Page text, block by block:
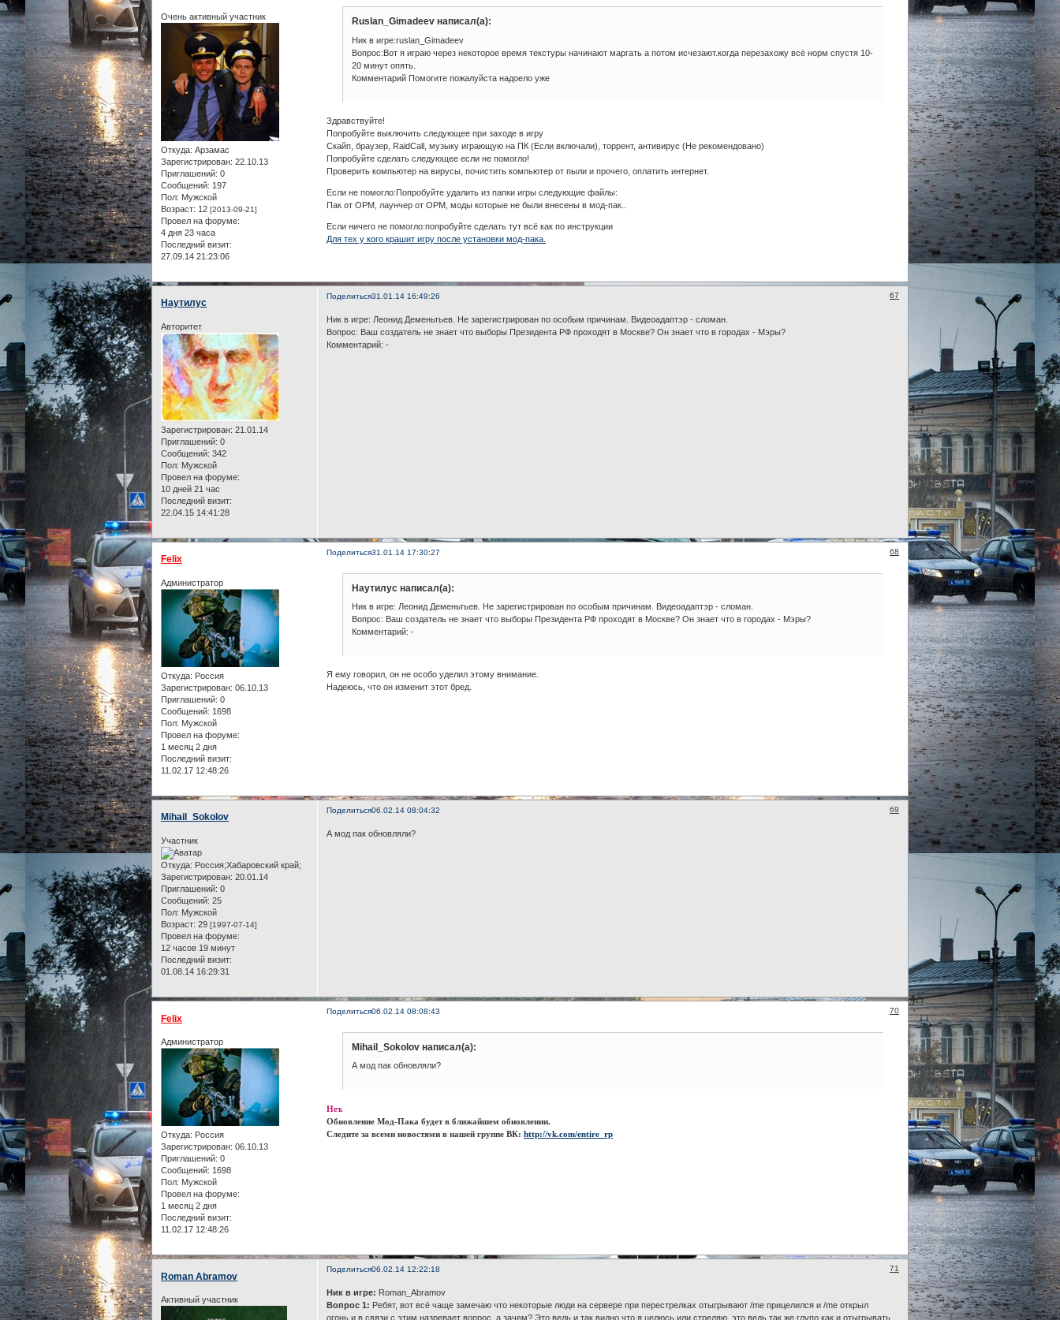
Очень активный участник
Откуда: Арзамас
Зарегистрирован: 22.10.13
Приглашений: 0
Сообщений: 197
Пол: Мужской
Возраст: 12 [2013-09-21]
Провел на форуме:
4 дня 23 часа
Последний визит:
27.09.14 21:23:06
Ruslan_Gimadeev написал(а):
Ник в игре:ruslan_Gimadeev
Вопрос:Вот я играю через некоторое время текстуры начинают маргать а потом исчезают.когда перезахожу всё норм спустя 10-
20 минут опять.
Комментарий Помогите пожалуйста надоело уже
Здравствуйте!
Попробуйте выключить следующее при заходе в игру
Скайп, браузер, RaidCall, музыку играющую на ПК (Если включали), торрент, антивирус (Не рекомендовано)
Попробуйте сделать следующее если не помогло!
Проверить компьютер на вирусы, почистить компьютер от пыли и прочего, оплатить интернет.
Если не помогло:Попробуйте удалить из папки игры следующие файлы:
Пак от ОРМ, лаунчер от ОРМ, моды которые не были внесены в мод-пак..
Если ничего не помогло:попробуйте сделать тут всё как по инструкции
Для тех у кого крашит игру после установки мод-пака.
Поделиться 67
31.01.14 16:49:26
Наутилус
Авторитет
Зарегистрирован: 21.01.14
Приглашений: 0
Сообщений: 342
Пол: Мужской
Провел на форуме:
10 дней 21 час
Последний визит:
22.04.15 14:41:28
Ник в игре: Леонид Деменьтьев. Не зарегистрирован по особым причинам. Видеоадаптэр - сломан.
Вопрос: Ваш создатель не знает что выборы Президента РФ проходят в Москве? Он знает что в городах - Мэры?
Комментарий: -
Поделиться 68
31.01.14 17:30:27
Felix
Администратор
Откуда: Россия
Зарегистрирован: 06.10.13
Приглашений: 0
Сообщений: 1698
Пол: Мужской
Провел на форуме:
1 месяц 2 дня
Последний визит:
11.02.17 12:48:26
Наутилус написал(а):
Ник в игре: Леонид Деменьтьев. Не зарегистрирован по особым причинам. Видеоадаптэр - сломан.
Вопрос: Ваш создатель не знает что выборы Президента РФ проходят в Москве? Он знает что в городах - Мэры?
Комментарий: -
Я ему говорил, он не особо уделил этому внимание.
Надеюсь, что он изменит этот бред.
Поделиться 69
06.02.14 08:04:32
Mihail_Sokolov
Участник
Откуда: Россия;Хабаровский край;
Зарегистрирован: 20.01.14
Приглашений: 0
Сообщений: 25
Пол: Мужской
Возраст: 29 [1997-07-14]
Провел на форуме:
12 часов 19 минут
Последний визит:
01.08.14 16:29:31
А мод пак обновляли?
Поделиться 70
06.02.14 08:08:43
Felix
Администратор
Откуда: Россия
Зарегистрирован: 06.10.13
Приглашений: 0
Сообщений: 1698
Пол: Мужской
Провел на форуме:
1 месяц 2 дня
Последний визит:
11.02.17 12:48:26
Mihail_Sokolov написал(а):
А мод пак обновляли?
Нет.
Обновление Мод-Пака будет в ближайшем обновлении.
Следите за всеми новостями в нашей группе ВК:http://vk.com/entire_rp
Поделиться 71
06.02.14 12:22:18
Roman Abramov
Активный участник
Ник в игре: Roman_Abramov
Вопрос 1: Ребят, вот всё чаще замечаю что некоторые люди на сервере при перестрелках отыгрывают /me прицелился и /me открыл
огонь,и в связи с этим назревает вопрос, а зачем? Это ведь и так видно что я целюсь или стреляю, это ведь так же глупо как и отыгрывать